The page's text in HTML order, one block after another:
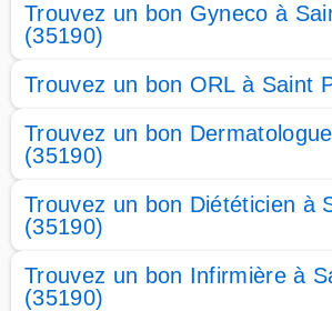
Trouvez un bon Gyneco à
(35190)
Trouvez un bon ORL à Saint
Trouvez un bon
(35190)
Trouvez un bon Diététicien à
(35190)
Trouvez un bon Infirmière à
(35190)